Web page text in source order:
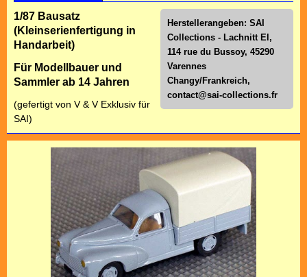
Herstellerangeben: SAI
Collections - Lachnitt El,
114 rue du Bussoy, 45290
Varennes
Changy/Frankreich,
contact@sai-collections.fr
1/87 Bausatz
(Kleinserienfertigung in
Handarbeit)
Für Modellbauer und
Sammler ab 14 Jahren
(gefertigt von V & V Exklusiv für
SAI)